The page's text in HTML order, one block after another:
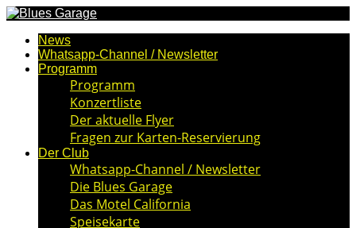
News
Whatsapp-Channel / Newsletter
Programm
Programm
Konzertliste
Der aktuelle Flyer
Fragen zur Karten-Reservierung
Der Club
Whatsapp-Channel / Newsletter
Die Blues Garage
Das Motel California
Speisekarte